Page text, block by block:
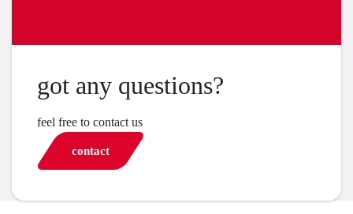
got any questions?
feel free to contact us
contact